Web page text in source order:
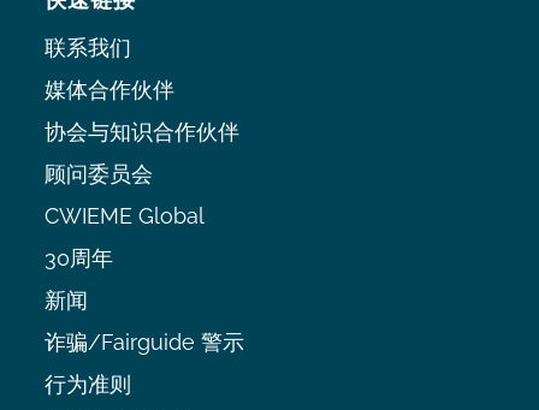
联系我们
媒体合作伙伴
协会与知识合作伙伴
顾问委员会
CWIEME Global
30周年
新闻
诈骗/Fairguide 警示
行为准则